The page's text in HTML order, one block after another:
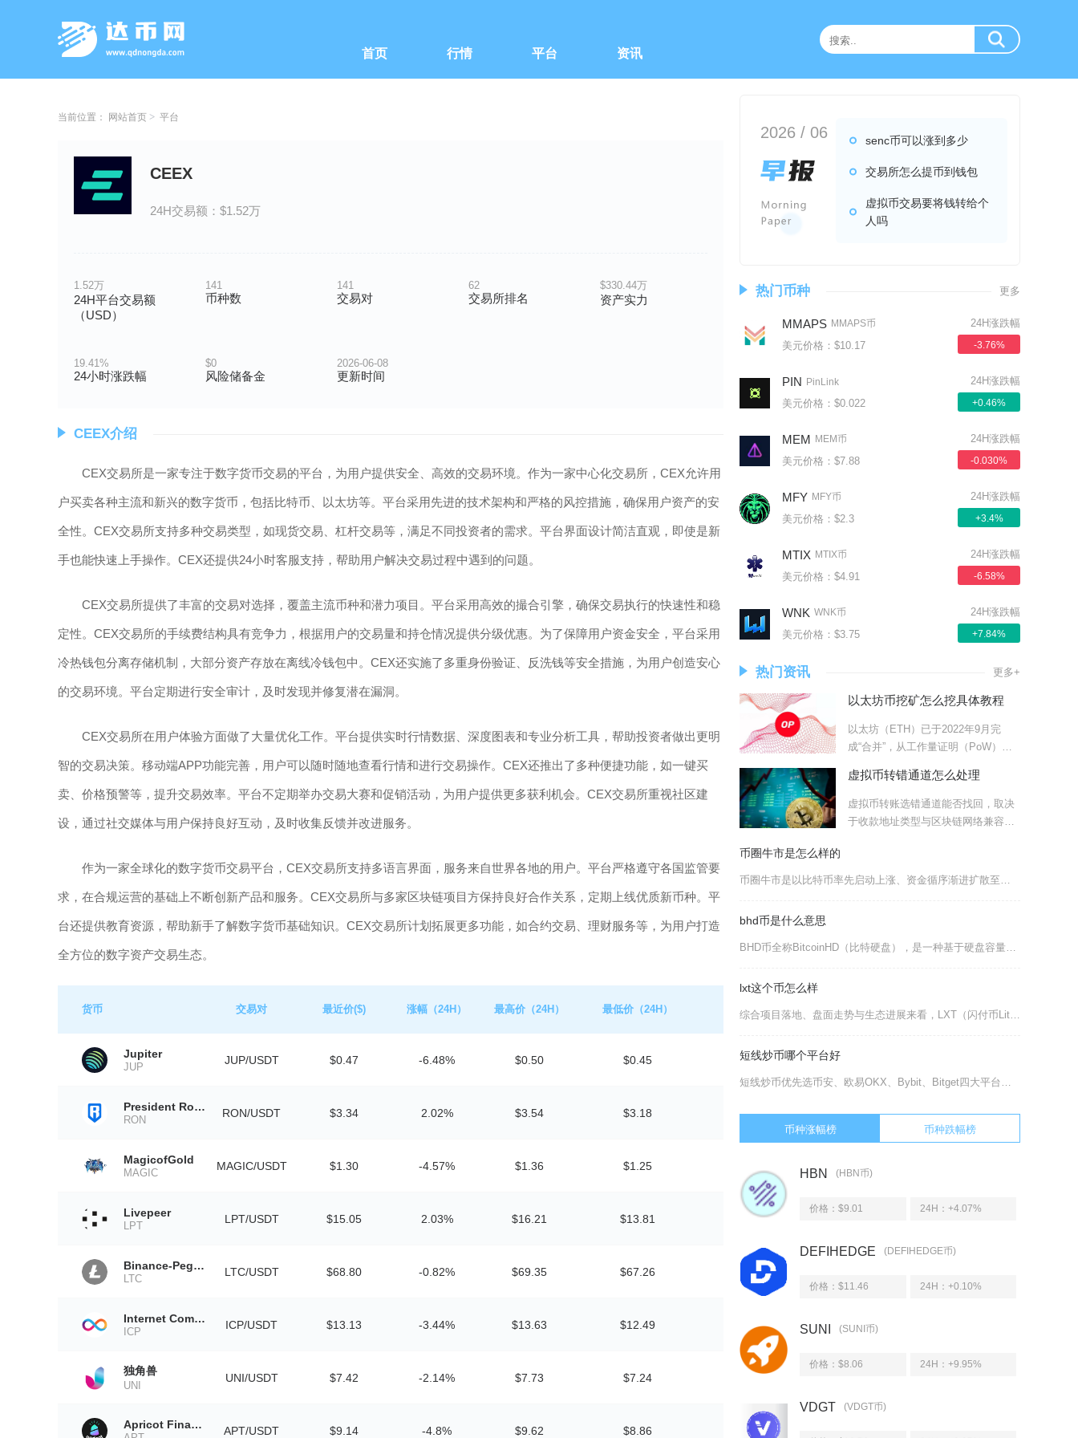
首页 行情 平台 资讯
当前位置： 网站首页 平台
CEEX
24H交易额：$1.52万
1.52万
24H平台交易额
（USD）
141
币种数
141
交易对
62
交易所排名
$330.44万
资产实力
19.41%
24小时涨跌幅
$0
风险储备金
2026-06-08
更新时间
CEEX介绍
CEX交易所是一家专注于数字货币交易的平台，为用户提供安全、高效的交易环境。作为一家中心化交易所，CEX允许用
户买卖各种主流和新兴的数字货币，包括比特币、以太坊等。平台采用先进的技术架构和严格的风控措施，确保用户资产的安
全性。CEX交易所支持多种交易类型，如现货交易、杠杆交易等，满足不同投资者的需求。平台界面设计简洁直观，即使是新
手也能快速上手操作。CEX还提供24小时客服支持，帮助用户解决交易过程中遇到的问题。
CEX交易所提供了丰富的交易对选择，覆盖主流币种和潜力项目。平台采用高效的撮合引擎，确保交易执行的快速性和稳
定性。CEX交易所的手续费结构具有竞争力，根据用户的交易量和持仓情况提供分级优惠。为了保障用户资金安全，平台采用
冷热钱包分离存储机制，大部分资产存放在离线冷钱包中。CEX还实施了多重身份验证、反洗钱等安全措施，为用户创造安心
的交易环境。平台定期进行安全审计，及时发现并修复潜在漏洞。
CEX交易所在用户体验方面做了大量优化工作。平台提供实时行情数据、深度图表和专业分析工具，帮助投资者做出更明
智的交易决策。移动端APP功能完善，用户可以随时随地查看行情和进行交易操作。CEX还推出了多种便捷功能，如一键买
卖、价格预警等，提升交易效率。平台不定期举办交易大赛和促销活动，为用户提供更多获利机会。CEX交易所重视社区建
设，通过社交媒体与用户保持良好互动，及时收集反馈并改进服务。
作为一家全球化的数字货币交易平台，CEX交易所支持多语言界面，服务来自世界各地的用户。平台严格遵守各国监管要
求，在合规运营的基础上不断创新产品和服务。CEX交易所与多家区块链项目方保持良好合作关系，定期上线优质新币种。平
台还提供教育资源，帮助新手了解数字货币基础知识。CEX交易所计划拓展更多功能，如合约交易、理财服务等，为用户打造
全方位的数字资产交易生态。
货币 交易对 最近价($) 涨幅（24H） 最高价（24H） 最低价（24H）
Jupiter
JUP
JUP/USDT $0.47 -6.48% $0.50 $0.45
President Ron DeSantis
RON
RON/USDT $3.34 2.02% $3.54 $3.18
MagicofGold
MAGIC
MAGIC/USDT $1.30 -4.57% $1.36 $1.25
Livepeer
LPT
LPT/USDT $15.05 2.03% $16.21 $13.81
Binance-Peg Litecoin
LTC
LTC/USDT $68.80 -0.82% $69.35 $67.26
Internet Computer
ICP
ICP/USDT $13.13 -3.44% $13.63 $12.49
独角兽
UNI
UNI/USDT $7.42 -2.14% $7.73 $7.24
Apricot Finance APT/USDT $9.14 -4.8% $9.62 $8.86
2026 / 06 senc币可以涨到多少
交易所怎么提币到钱包
虚拟币交易要将钱转给个
人吗
热门币种 更多
MMAPS MMAPS币
美元价格：$10.17
24H涨跌幅
-3.76%
PIN PinLink
美元价格：$0.022
24H涨跌幅
+0.46%
MEM MEM币
美元价格：$7.88
24H涨跌幅
-0.030%
MFY MFY币
美元价格：$2.3
24H涨跌幅
+3.4%
MTIX MTIX币
美元价格：$4.91
24H涨跌幅
-6.58%
WNK WNK币
美元价格：$3.75
24H涨跌幅
+7.84%
热门资讯 更多+
以太坊币挖矿怎么挖具体教程
以太坊（ETH）已于2022年9月完
成“合并”，从工作量证明（PoW）转
虚拟币转错通道怎么处理
虚拟币转账选错通道能否找回，取决
于收款地址类型与区块链网络兼容
币圈牛市是怎么样的
币圈牛市是以比特币率先启动上涨、资金循序渐进扩散至全市场各赛道，伴随机构与散户资金持续进场
bhd币是什么意思
BHD币全称BitcoinHD（比特硬盘），是一种基于硬盘容量证明机制（CPoC）的加密货
lxt这个币怎么样
综合项目落地、盘面走势与生态进展来看，LXT（闪付币Litex）整体属于落地节奏放缓、二级
短线炒币哪个平台好
短线炒币优先选币安、欧易OKX、Bybit、Bitget四大平台，分别适配主流币超短线、专
币种涨幅榜 币种跌幅榜
HBN (HBN币)
价格：$9.01 24H： +4.07%
DEFIHEDGE (DEFIHEDGE币)
价格：$11.46 24H： +0.10%
SUNI (SUNI币)
价格：$8.06 24H： +9.95%
VDGT (VDGT币)